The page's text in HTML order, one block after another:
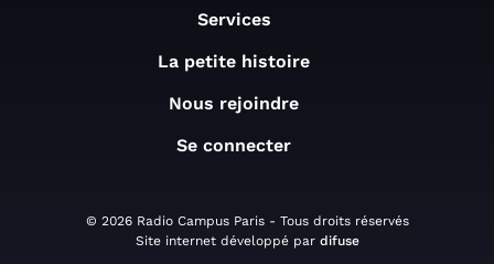
Services
La petite histoire
Nous rejoindre
Se connecter
© 2026 Radio Campus Paris - Tous droits réservés
Site internet développé par difuse